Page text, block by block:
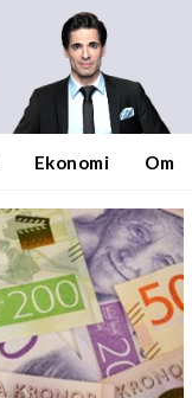
Ekonomi Om